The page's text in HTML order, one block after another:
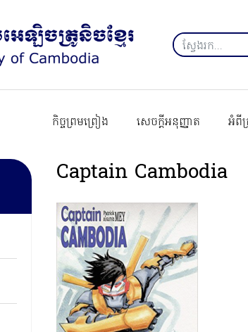
កិច្ចព្រមព្រៀង សេចក្ដីអនុញ្ញាត អំពីក្
Captain Cambodia